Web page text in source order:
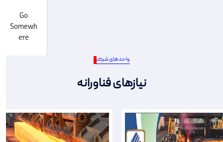
Go
Somewh
ere
واحدهای شرکت
نیازهای فناورانه